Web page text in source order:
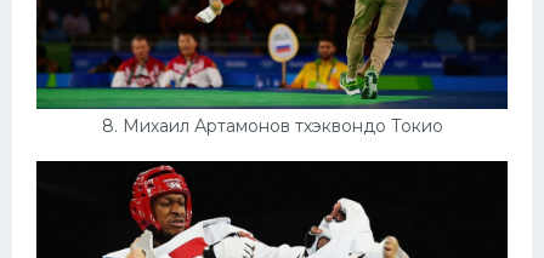
8. Михаил Артамонов тхэквондо Токио